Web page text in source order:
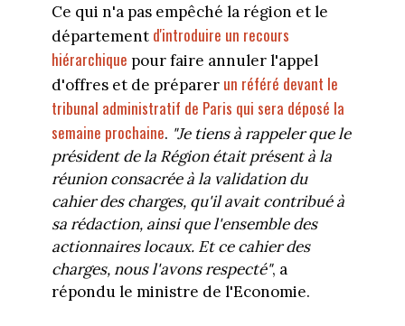
Ce qui n'a pas empêché la région et le
département d'introduire un recours
hiérarchique pour faire annuler l'appel
d'offres et de préparer un référé devant le
tribunal administratif de Paris qui sera déposé la
semaine prochaine. "Je tiens à rappeler que le
président de la Région était présent à la
réunion consacrée à la validation du
cahier des charges, qu'il avait contribué à
sa rédaction, ainsi que l'ensemble des
actionnaires locaux. Et ce cahier des
charges, nous l'avons respecté", a
répondu le ministre de l'Economie.